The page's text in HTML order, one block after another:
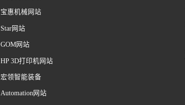
宝惠机械网站
Star网站
GOM网站
HP 3D打印机网站
宏领智能装备
Automation网站